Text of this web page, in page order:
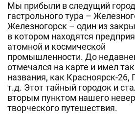
Мы прибыли в следущий
гастрольного тура –
Железногорск – один из
в котором находятся
атомной и космической
промышленности. До
отмечался на карте и имел
названия, как Красноярск-
т.д. Этот тайный городок и
вторым пунктом нашего
творческого путешествия.